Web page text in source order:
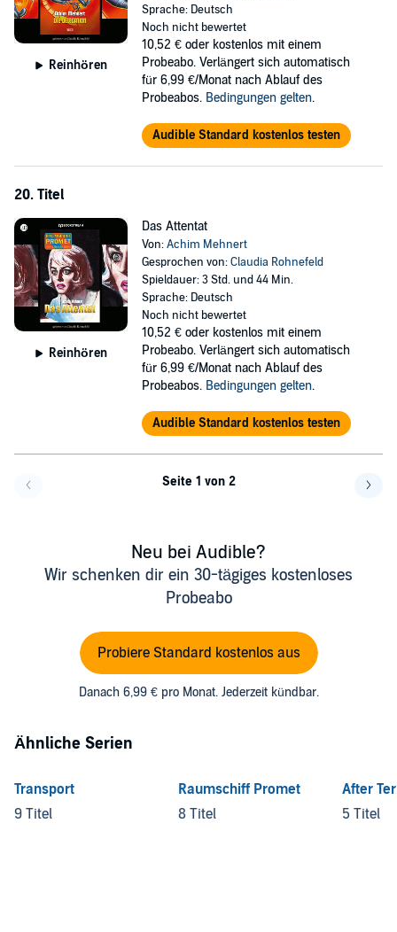
Reinhören
Sprache: Deutsch
Noch nicht bewertet
10,52 € oder kostenlos mit einem
Probeabo. Verlängert sich automatisch
für 6,99 €/Monat nach Ablauf des
Probeabos. Bedingungen gelten.
Audible Standard kostenlos testen
20. Titel
Reinhören
Das Attentat
Von:Achim Mehnert
Gesprochen von:Claudia Rohnefeld
Spieldauer: 3 Std. und 44 Min.
Sprache: Deutsch
Noch nicht bewertet
10,52 € oder kostenlos mit einem
Probeabo. Verlängert sich automatisch
für 6,99 €/Monat nach Ablauf des
Probeabos. Bedingungen gelten.
Audible Standard kostenlos testen
Seite 1 von 2
Neu bei Audible?
Wir schenken dir ein 30-tägiges kostenloses
Probeabo
Probiere Standard kostenlos aus
Danach 6,99 € pro Monat. Jederzeit kündbar.
Ähnliche Serien
Transport
9 Titel
Raumschiff Promet
8 Titel
After
5 Titel